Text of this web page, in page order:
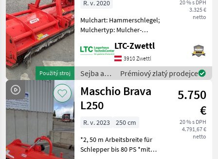
Použitý stroj
20 % s DPH
3.325 €
netto
R. v. 2020
Mulchart: Hammerschlegel;
Mulchertyp: Mulcher-
Klassifizierung:
Gebrauchtmaschine;
Seriennummer/Fahrgestellnummer:
KW9350738; Arbeitsbreite:
3; Bauart: A
LTC-Zwettl
3910 Zwettl
Sejba a
starostlivosť
o plodinu
/ Maschio
Prémiový zlatý prodejce
Maschio Brava
L250
5.750
€
20 % s DPH
4.791,67 €
netto
R. v. 2023
250 cm
*2, 50 m Arbeitsbreite für
Schlepper bis 80 PS *mit